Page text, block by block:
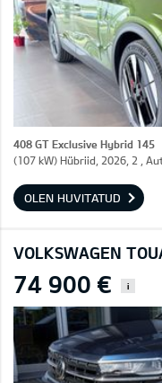
408 GT Exclusive Hybrid 145
(107 kW) Hübriid, 2026, 2 ,
OLEN HUVITATUD
VOLKSWAGEN
74 900 € i